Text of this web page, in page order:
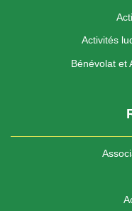
Activités
Bénévolat et